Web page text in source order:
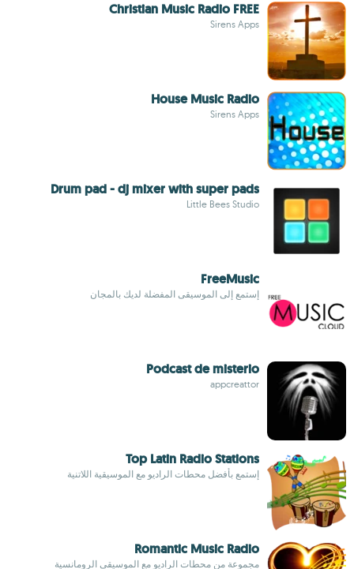
Christian Music Radio FREE
Sirens Apps
House Music Radio
Sirens Apps
Drum pad - dj mixer with super pads
Little Bees Studio
FreeMusic
إستمع إلى الموسيقى المفضلة لديك بالمجان
Podcast de misterio
appcreattor
Top Latin Radio Stations
إستمع بأفضل محطات الراديو مع الموسيقية اللاتنية
Romantic Music Radio
مجموعة من محطات الراديو مع الموسيقى الرومانسية